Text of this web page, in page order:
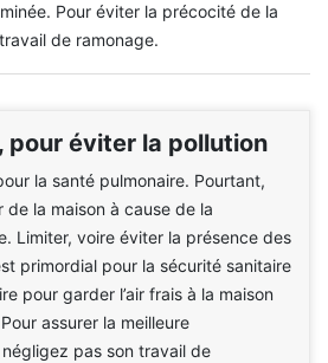
Pour éviter la précocité de la
de ramonage.
pour éviter la pollution
la santé pulmonaire. Pourtant,
de la maison à cause de la
Limiter, voire éviter la présence des
primordial pour la sécurité sanitaire
pour garder l’air frais à la maison
assurer la meilleure
pas son travail de